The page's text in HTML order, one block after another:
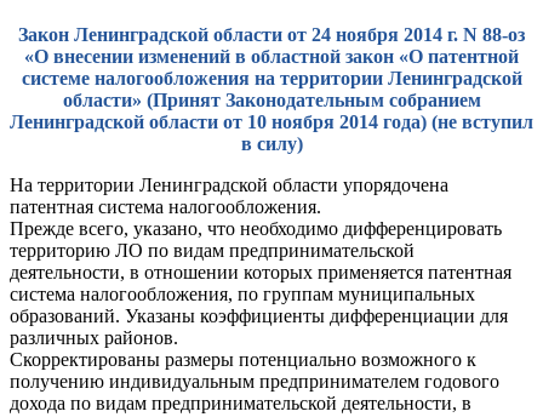
Закон Ленинградской области от 24 ноября 2014 г. N 88-оз
«О внесении изменений в областной закон «О патентной
системе налогообложения на территории Ленинградской
области» (Принят Законодательным собранием
Ленинградской области от 10 ноября 2014 года) (не вступил
в силу)
На территории Ленинградской области упорядочена
патентная система налогообложения.
Прежде всего, указано, что необходимо дифференцировать
территорию ЛО по видам предпринимательской
деятельности, в отношении которых применяется патентная
система налогообложения, по группам муниципальных
образований. Указаны коэффициенты дифференциации для
различных районов.
Скорректированы размеры потенциально возможного к
получению индивидуальным предпринимателем годового
дохода по видам предпринимательской деятельности, в